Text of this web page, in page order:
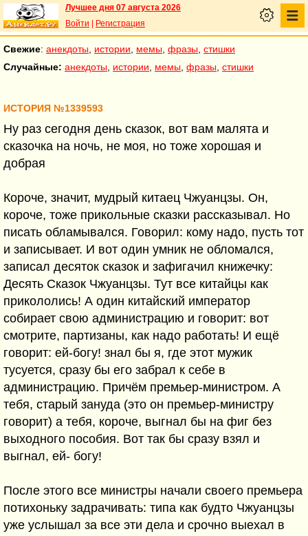
Лучшее дня 07 августа 2026
Войти
Регистрация
Свежие: анекдоты истории мемы фразы стишки
Случайные: анекдоты истории мемы фразы стишки
ИСТОРИЯ №1339593
Ну раз сегодня день сказок, вот вам малята и
сказочка на ночь, не моя, но тоже хорошая и
добрая
Короче, значит, мудрый китаец Чжуанцзы. Он,
короче, тоже прикольные сказки рассказывал. Но
писать обламывался. Говорил: кому надо, пусть тот
и записывает. И вот один умник не обломался,
записал десяток сказок и зафигачил книжечку:
Десять Сказок Чжуанцзы. Тут все китайцы как
прикололись! А один китайский император
собирает свою администрацию и говорит: вот
смотрите, партизаны, как надо работать! И ещё
говорит: ей-богу! знал бы я, где этот мужик
тусуется, сразу бы его забрал к себе в
администрацию. Причём премьер-министром. А
тебя, старый зануда (это он премьер-министру
говорит) а тебя, короче, выгнал бы на фиг без
выходного пособия. Вот так бы сразу взял и
выгнал, ей- богу!
После этого все министры начали своего премьера
потихоньку задрачивать: типа как будто Чжуанцзы
уже услышал за все эти дела и срочно выехал в